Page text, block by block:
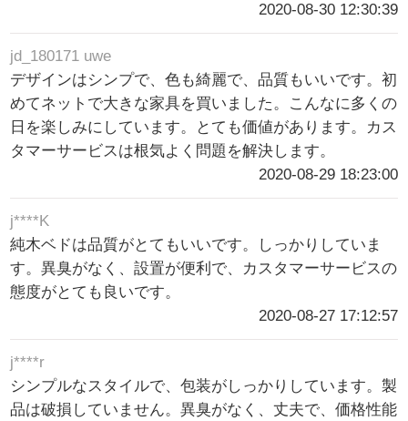
2020-08-30 12:30:39
jd_180171 uwe
デザインはシンプで、色も綺麗で、品質もいいです。初
めてネットで大きな家具を買いました。こんなに多くの
日を楽しみにしています。とても価値があります。カス
タマーサービスは根気よく問題を解決します。
2020-08-29 18:23:00
j****K
純木ベドは品質がとてもいいです。しっかりしていま
す。異臭がなく、設置が便利で、カスタマーサービスの
態度がとても良いです。
2020-08-27 17:12:57
j****r
シンプルなスタイルで、包装がしっかりしています。製
品は破損していません。異臭がなく、丈夫で、価格性能